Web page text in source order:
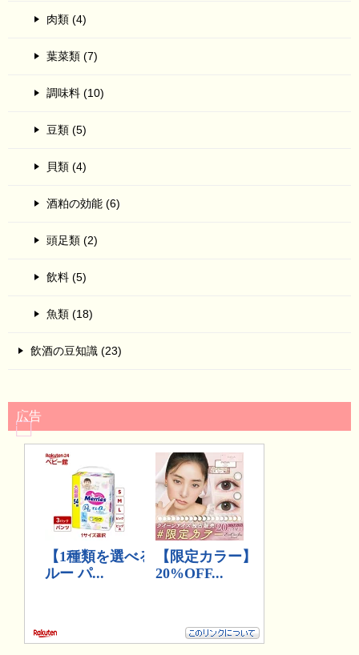
肉類 (4)
葉菜類 (7)
調味料 (10)
豆類 (5)
貝類 (4)
酒粕の効能 (6)
頭足類 (2)
飲料 (5)
魚類 (18)
飲酒の豆知識 (23)
広告